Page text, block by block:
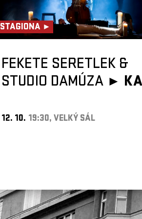
STAGIONA ►
FEKETE SERETLEK &
STUDIO DAMÚZA ►
12. 10. 19:30, VELKÝ SÁL